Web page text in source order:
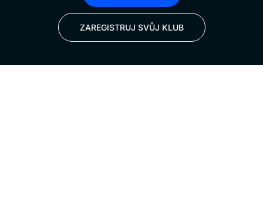
ZAREGISTRUJ SVŮJ KLUB